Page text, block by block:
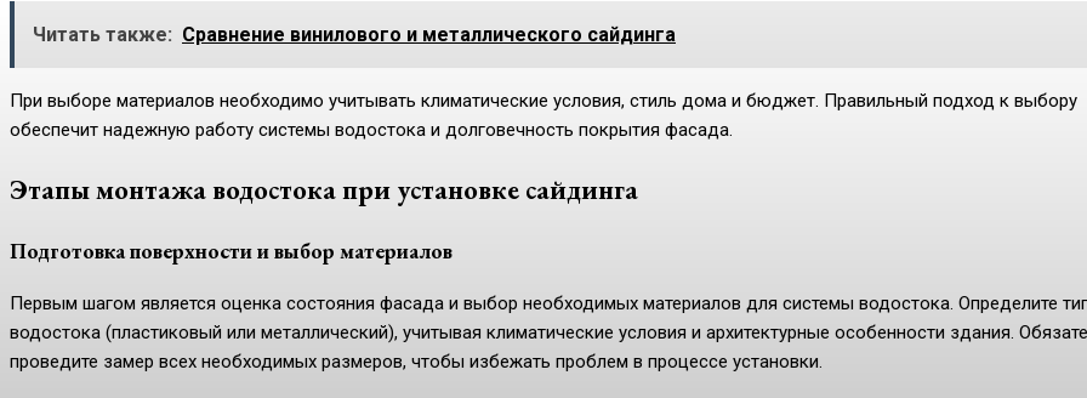
Читать также: Сравнение винилового и металлического сайдинга
При выборе материалов необходимо учитывать климатические условия, стиль дома и бюджет. Правильный подход к выбору
обеспечит надежную работу системы водостока и долговечность покрытия фасада.
Этапы монтажа водостока при установке сайдинга
Подготовка поверхности и выбор материалов
Первым шагом является оценка состояния фасада и выбор необходимых материалов для системы водостока. Определите
водостока (пластиковый или металлический), учитывая климатические условия и архитектурные особенности здания.
проведите замер всех необходимых размеров, чтобы избежать проблем в процессе установки.